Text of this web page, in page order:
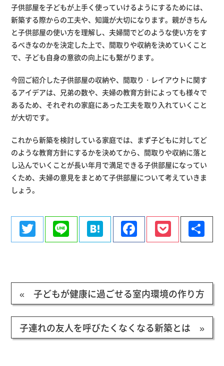
子供部屋を子どもが上手く使っていけるようにするためには、
新築する際からの工夫や、知識が大切になります。親がきちん
と子供部屋の使い方を理解し、夫婦間でどのような使い方をす
るべきなのかを決定した上で、間取りや収納を決めていくこと
で、子ども自身の意欲の向上にも繋がります。
今回ご紹介した子供部屋の収納や、間取り・レイアウトに関す
るアイデアは、兄弟の数や、夫婦の教育方針によっても様々で
あるため、それぞれの家庭にあった工夫を取り入れていくこと
が大切です。
これから新築を検討している家庭では、まず子どもに対してど
のような教育方針にするかを決めてから、間取りや収納に落と
し込んでいくことが長い年月で満足できる子供部屋になってい
くため、夫婦の意見をまとめて子供部屋について考えていきま
しょう。
TwitterLine HatenaFacebook
Pocket
有
« 子どもが健康に過ごせる室内環境の作り方
子連れの友人を呼びたくなくなる新築とは »